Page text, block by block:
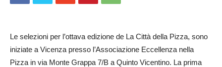
Le selezioni per l’ottava edizione de La Città della Pizza, sono
iniziate a Vicenza presso l’Associazione Eccellenza nella
Pizza in via Monte Grappa 7/B a Quinto Vicentino. La prima